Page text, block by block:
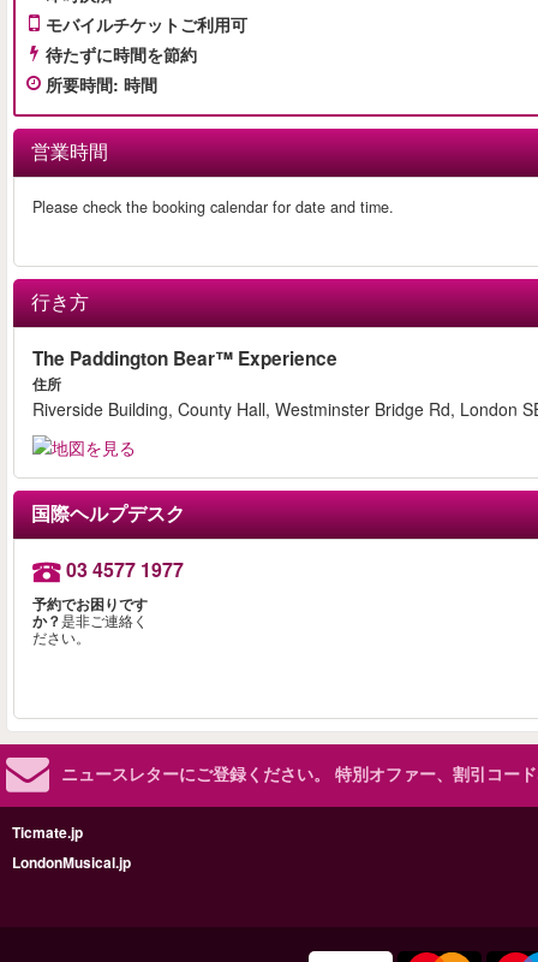
モバイルチケットご利用可
待たずに時間を節約
所要時間: 時間
営業時間
Please check the booking calendar for date and time.
行き方
The Paddington Bear™ Experience
住所
Riverside Building, County Hall, Westminster Bridge Rd, London
国際ヘルプデスク
03 4577 1977
予約でお困りです
か？是非ご連絡く
ださい。
ニュースレターにご登録ください。 特別オファー、割引コー
Ticmate.jp
LondonMusical.jp